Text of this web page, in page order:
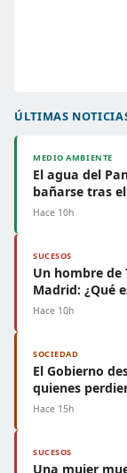
ÚLTIMAS
MEDIO AMBIENTE
El agua del
bañarse tras
Hace 10h
SUCESOS
Un hombre de
Madrid: ¿Qué
Hace 10h
SOCIEDAD
El Gobierno
quienes
Hace 15h
SUCESOS
Una mujer